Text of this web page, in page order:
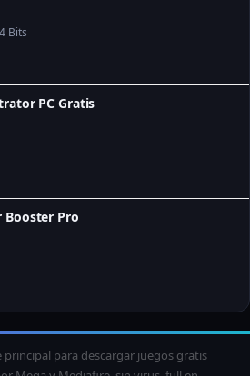
Bits
PC Gratis
Booster Pro
para descargar juegos gratis